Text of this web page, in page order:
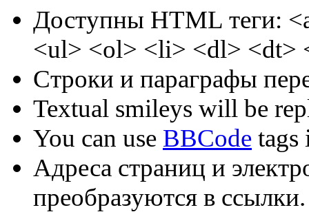
Доступны HTML теги:
<ul> <ol> <li> <dl> <dt>
Строки и параграфы
Textual smileys will be
You can use BBCode tags
Адреса страниц и
преобразуются в ссылки.